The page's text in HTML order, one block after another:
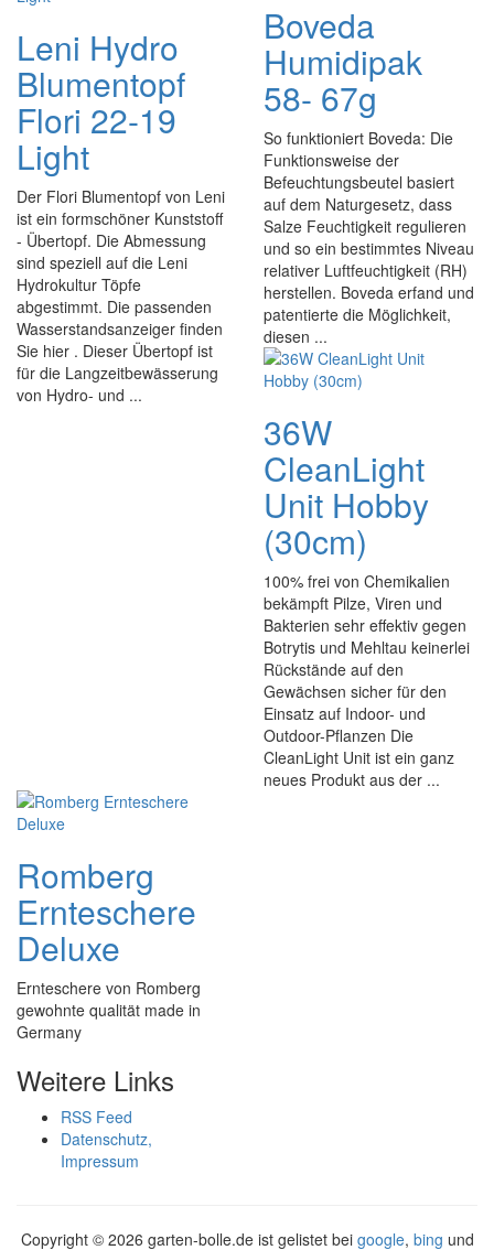
Leni Hydro
Blumentopf
Flori 22-19
Light
Der Flori Blumentopf von Leni
ist ein formschöner Kunststoff
- Übertopf. Die Abmessung
sind speziell auf die Leni
Hydrokultur Töpfe
abgestimmt. Die passenden
Wasserstandsanzeiger finden
Sie hier . Dieser Übertopf ist
für die Langzeitbewässerung
von Hydro- und ...
Boveda
Humidipak
58- 67g
So funktioniert Boveda: Die
Funktionsweise der
Befeuchtungsbeutel basiert
auf dem Naturgesetz, dass
Salze Feuchtigkeit regulieren
und so ein bestimmtes Niveau
relativer Luftfeuchtigkeit (RH)
herstellen. Boveda erfand und
patentierte die Möglichkeit,
diesen ...
36W
CleanLight
Unit Hobby
(30cm)
100% frei von Chemikalien
bekämpft Pilze, Viren und
Bakterien sehr effektiv gegen
Botrytis und Mehltau keinerlei
Rückstände auf den
Gewächsen sicher für den
Einsatz auf Indoor- und
Outdoor-Pflanzen Die
CleanLight Unit ist ein ganz
neues Produkt aus der ...
Romberg
Ernteschere
Deluxe
Ernteschere von Romberg
gewohnte qualität made in
Germany
Weitere Links
RSS Feed
Datenschutz,
Impressum
Copyright © 2026 garten-bolle.de ist gelistet bei google, bing und